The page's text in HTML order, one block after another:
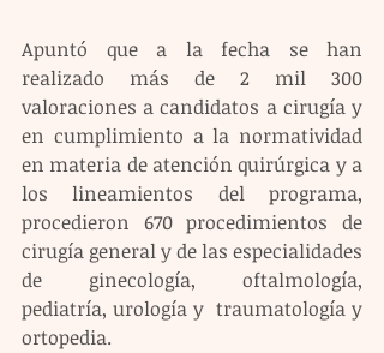
Apuntó que a la fecha se han
realizado más de 2 mil 300
valoraciones a candidatos a cirugía y
en cumplimiento a la normatividad
en materia de atención quirúrgica y a
los lineamientos del programa,
procedieron 670 procedimientos de
cirugía general y de las especialidades
de ginecología, oftalmología,
pediatría, urología y  traumatología y
ortopedia.